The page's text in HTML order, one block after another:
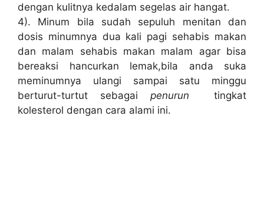
dengan kulitnya kedalam segelas air hangat.
4). Minum bila sudah sepuluh menitan dan
dosis minumnya dua kali pagi sehabis makan
dan malam sehabis makan malam agar bisa
bereaksi hancurkan lemak,bila anda suka
meminumnya ulangi sampai satu minggu
berturut-turtut sebagai penurun tingkat
kolesterol dengan cara alami ini.